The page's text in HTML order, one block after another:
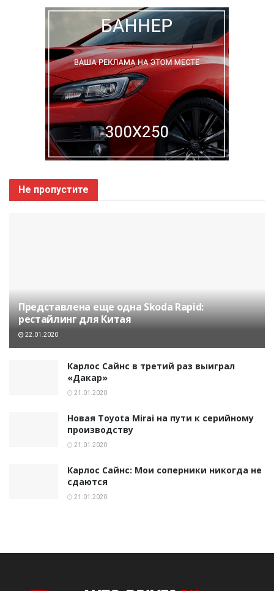
Не пропустите
Представлена еще одна Skoda Rapid:
рестайлинг для Китая
22.01.2020
Карлос Сайнс в третий раз выиграл
«Дакар»
21.01.2020
Новая Toyota Mirai на пути к серийному
производству
21.01.2020
Карлос Сайнс: Мои соперники никогда не
сдаются
21.01.2020